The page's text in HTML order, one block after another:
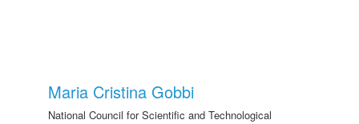
Maria Cristina Gobbi
National Council for Scientific and Technological